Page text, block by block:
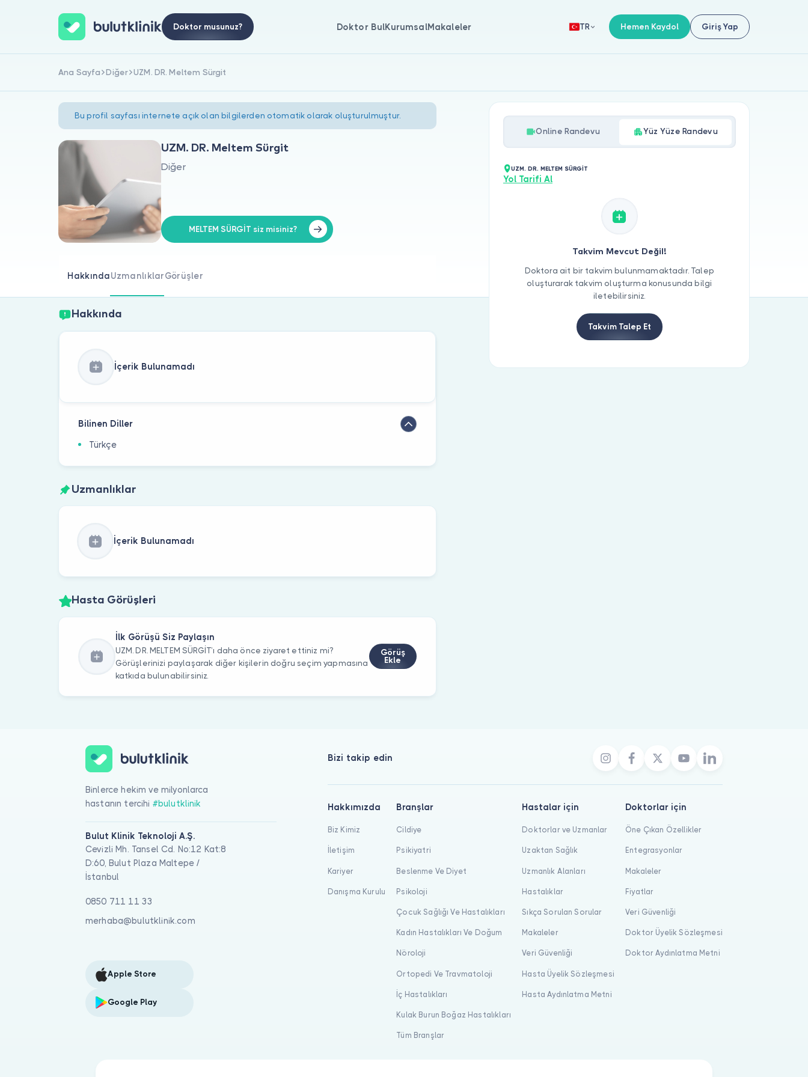
Doktor musunuz? Doktor BulKurumsalMakaleler TR Hemen Kaydol Giriş Yap
Ana Sayfa Diğer UZM. DR. Meltem Sürgit
Bu profil sayfası internete açık olan bilgilerden otomatik olarak oluşturulmuştur.
UZM. DR. Meltem Sürgit
Diğer
MELTEM SÜRGİT siz misiniz?
HakkındaUzmanlıklarGörüşler
Hakkında
İçerik Bulunamadı
Bilinen Diller
Türkçe
Uzmanlıklar
İçerik Bulunamadı
Hasta Görüşleri
İlk Görüşü Siz Paylaşın
UZM. DR. MELTEM SÜRGİT’ı daha önce ziyaret ettiniz mi?
Görüşlerinizi paylaşarak diğer kişilerin doğru seçim yapmasına
katkıda bulunabilirsiniz.
Görüş
Ekle
Online Randevu Yüz Yüze Randevu
UZM. DR. MELTEM SÜRGİT
Yol Tarifi Al
Takvim Mevcut Değil!
Doktora ait bir takvim bulunmamaktadır. Talep
oluşturarak takvim oluşturma konusunda bilgi
iletebilirsiniz.
Takvim Talep Et
Binlerce hekim ve milyonlarca
hastanın tercihi #bulutklinik
Bulut Klinik Teknoloji A.Ş.
Cevizli Mh. Tansel Cd. No:12 Kat:8
D:60, Bulut Plaza Maltepe /
İstanbul
0850 711 11 33
merhaba@bulutklinik.com
Apple Store
Google Play
Bizi takip edin
Hakkımızda
Biz Kimiz
İletişim
Kariyer
Danışma Kurulu
Branşlar
Cildiye
Psikiyatri
Beslenme Ve Diyet
Psikoloji
Çocuk Sağlığı Ve Hastalıkları
Kadın Hastalıkları Ve Doğum
Nöroloji
Ortopedi Ve Travmatoloji
İç Hastalıkları
Kulak Burun Boğaz Hastalıkları
Tüm Branşlar
Hastalar için
Doktorlar ve Uzmanlar
Uzaktan Sağlık
Uzmanlık Alanları
Hastalıklar
Sıkça Sorulan Sorular
Makaleler
Veri Güvenliği
Hasta Üyelik Sözleşmesi
Hasta Aydınlatma Metni
Doktorlar için
Öne Çıkan Özellikler
Entegrasyonlar
Makaleler
Fiyatlar
Veri Güvenliği
Doktor Üyelik Sözleşmesi
Doktor Aydınlatma Metni